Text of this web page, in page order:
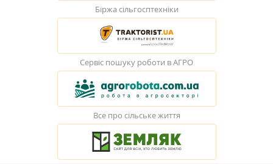
Біржа сільгосптехніки
Сервіс пошуку роботи в АГРО
Все про сільське життя